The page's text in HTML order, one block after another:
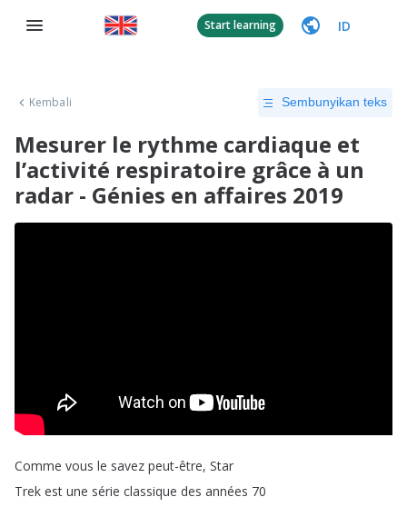
Start learning ID
Kembali Sembunyikan teks
Mesurer le rythme cardiaque et
l’activité respiratoire grâce à un
radar - Génies en affaires 2019
Comme vous le savez peut-être, Star
Trek est une série classique des années 70